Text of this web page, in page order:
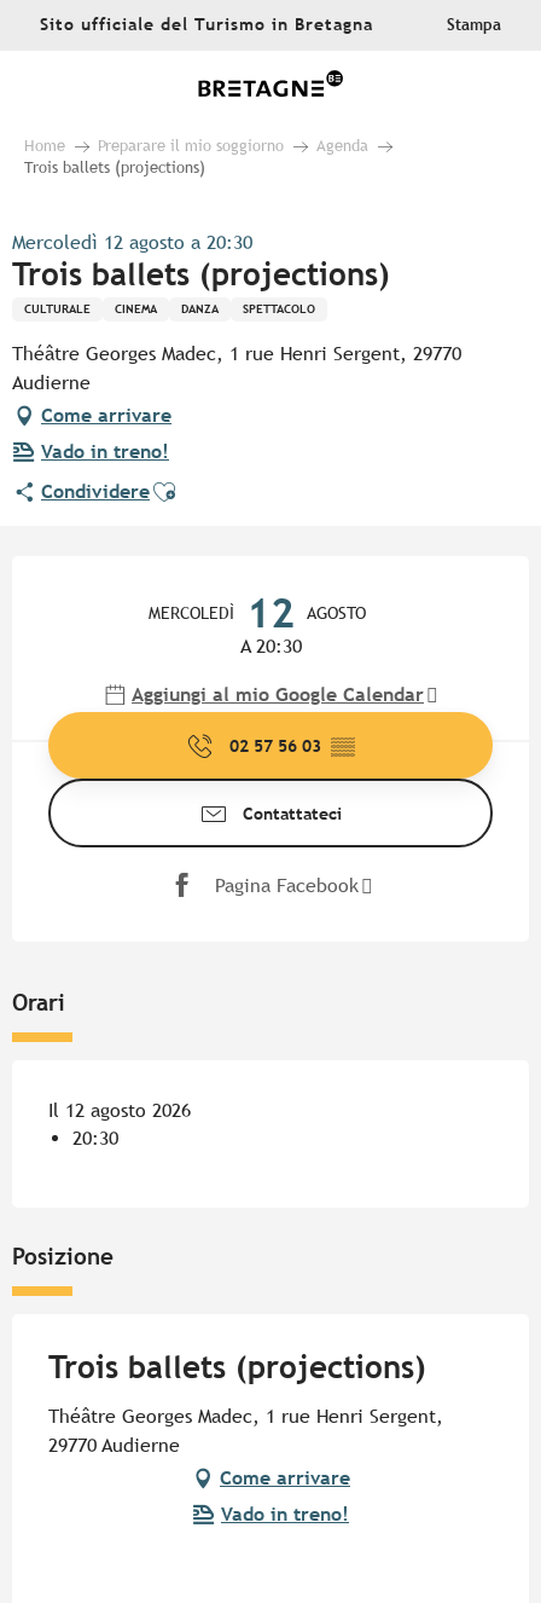
AllerSito ufficiale del Turismo in Bretagna Stampa
Home Preparare il mio soggiorno
Agenda
Trois ballets (projections)
Mercoledì 12 agosto a 20:30
Trois ballets (projections)
CULTURALE CINEMA DANZA SPETTACOLO
Théâtre Georges Madec, 1 rue Henri Sergent, 29770
Audierne
Come arrivare
Vado in treno!
CondividereAjouter aux favoris
MERCOLEDÌ 12 AGOSTO
A 20:30
Aggiungi al mio Google Calendar
02 57 56 03 ▒▒
Contattateci
Pagina Facebook
Orari
Il 12 agosto 2026
20:30
Posizione
Trois ballets (projections)
Théâtre Georges Madec, 1 rue Henri Sergent,
29770 Audierne
Come arrivare
Vado in treno!